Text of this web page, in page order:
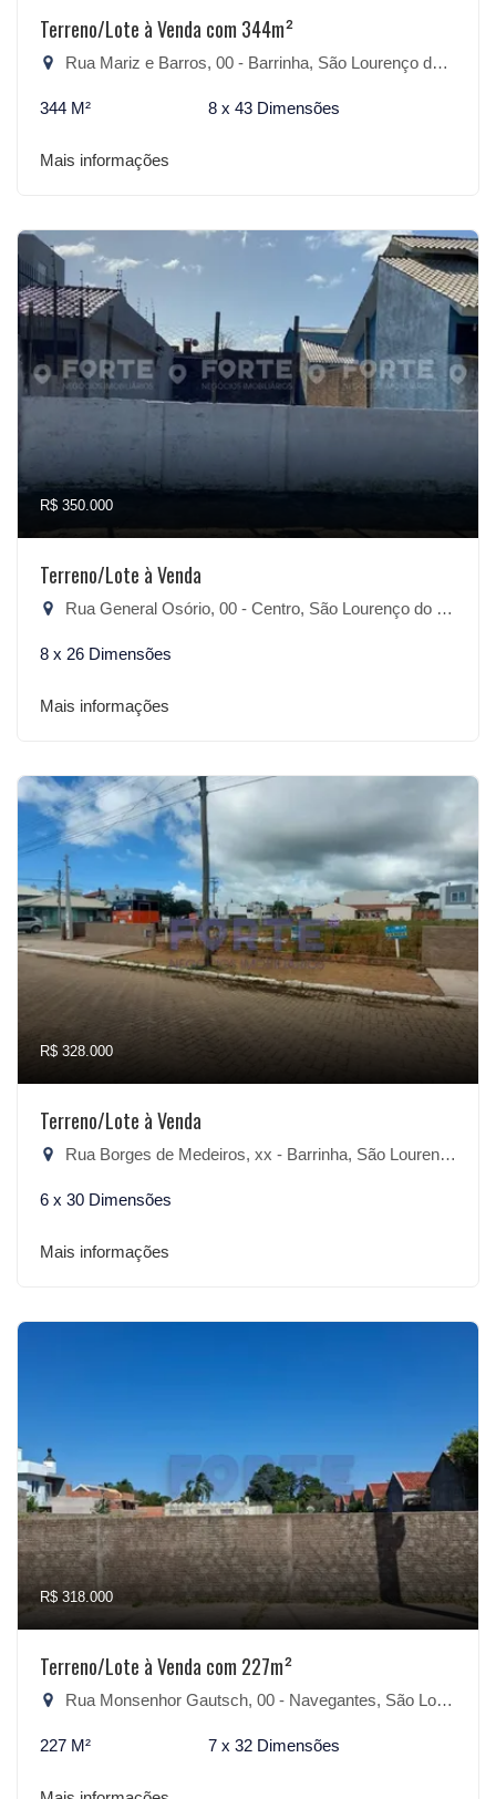
Terreno/Lote à Venda com 344m²
Rua Mariz e Barros, 00 - Barrinha, São Lourenço do Sul-RS
344 M² 8 x 43 Dimensões
Mais informações
R$ 350.000
Terreno/Lote à Venda
Rua General Osório, 00 - Centro, São Lourenço do Sul-RS
8 x 26 Dimensões
Mais informações
R$ 328.000
Terreno/Lote à Venda
Rua Borges de Medeiros, xx - Barrinha, São Lourenço do Sul-RS
6 x 30 Dimensões
Mais informações
R$ 318.000
Terreno/Lote à Venda com 227m²
Rua Monsenhor Gautsch, 00 - Navegantes, São Lourenço do Sul-RS
227 M² 7 x 32 Dimensões